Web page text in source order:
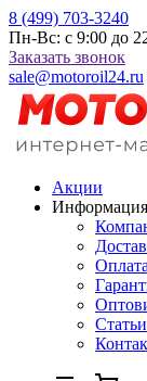
8 (499) 703-3240
Пн-Вс: с 9:00 до
Заказать звонок
sale@motoroil24.ru
Акции
Оплата
Статьи